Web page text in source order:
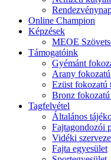
Online Champion
Képzések
MEOE
Támogatóink
Gyémánt
Arany
Ezüst fokozatú
Bronz
Tagfelvétel
Általános
Fajtagondozói
Vidéki
Fajta egyesület